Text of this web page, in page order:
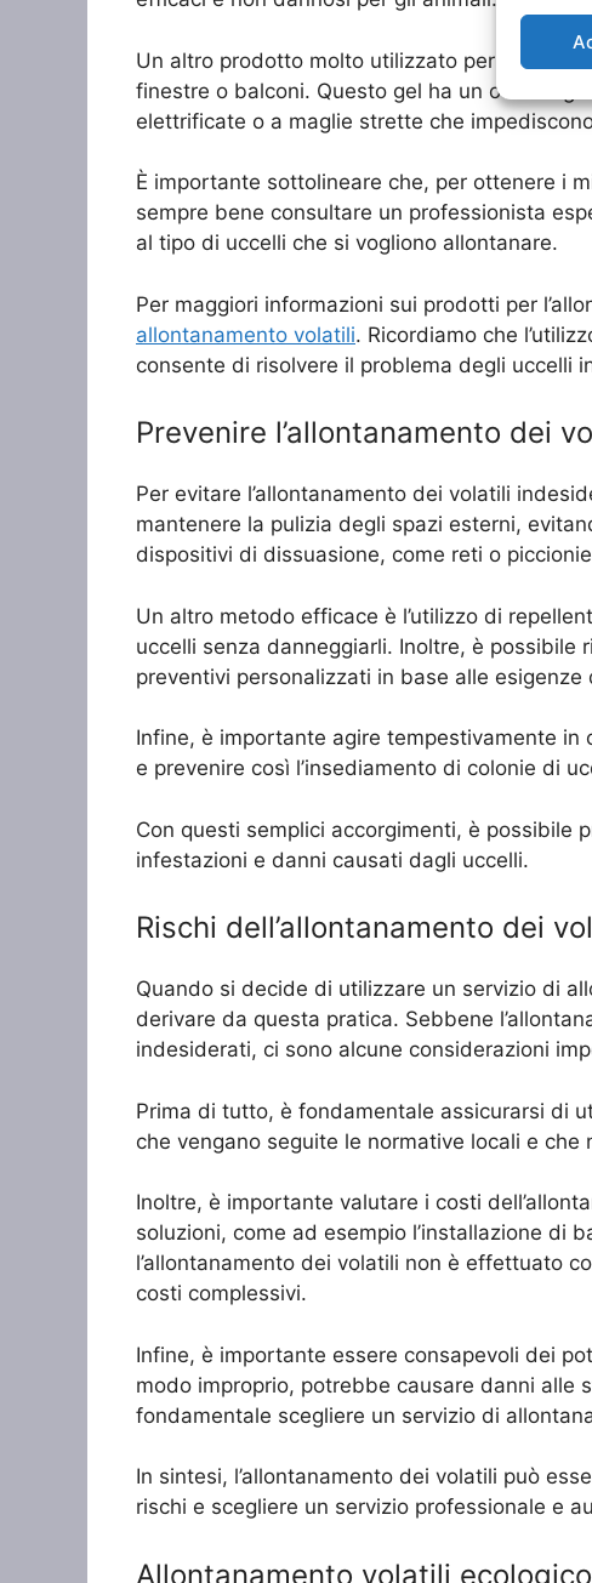
Un altro prodotto molto utilizzato per
finestre o balconi. Questo gel ha un odore
elettrificate o a maglie strette che
È importante sottolineare che, per ottenere i
sempre bene consultare un professionista
al tipo di uccelli che si vogliono allontanare.
Per maggiori informazioni sui prodotti per
allontanamento volatili. Ricordiamo che
consente di risolvere il problema degli uccelli
Prevenire l’allontanamento dei
Per evitare l’allontanamento dei volatili
mantenere la pulizia degli spazi esterni,
dispositivi di dissuasione, come reti o
Un altro metodo efficace è l’utilizzo di
uccelli senza danneggiarli. Inoltre, è possibile
preventivi personalizzati in base alle esigenze
Infine, è importante agire tempestivamente
e prevenire così l’insediamento di colonie di
Con questi semplici accorgimenti, è possibile
infestazioni e danni causati dagli uccelli.
Rischi dell’allontanamento dei
Quando si decide di utilizzare un servizio di
derivare da questa pratica. Sebbene
indesiderati, ci sono alcune considerazioni
Prima di tutto, è fondamentale assicurarsi di
che vengano seguite le normative locali e
Inoltre, è importante valutare i costi
soluzioni, come ad esempio l’installazione di
l’allontanamento dei volatili non è effettuato
costi complessivi.
Infine, è importante essere consapevoli dei
modo improprio, potrebbe causare danni alle
fondamentale scegliere un servizio di
In sintesi, l’allontanamento dei volatili può
rischi e scegliere un servizio professionale e
Allontanamento volatili